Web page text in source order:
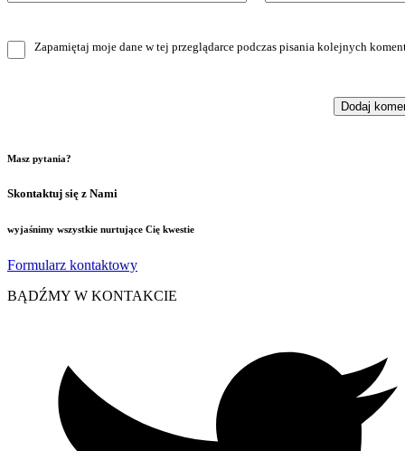
Zapamiętaj moje dane w tej przeglądarce podczas pisania kolejnych
Masz pytania?
Skontaktuj się z Nami
wyjaśnimy wszystkie nurtujące Cię kwestie
Formularz kontaktowy
BĄDŹMY W KONTAKCIE